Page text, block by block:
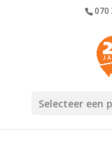
070
Selecteer een